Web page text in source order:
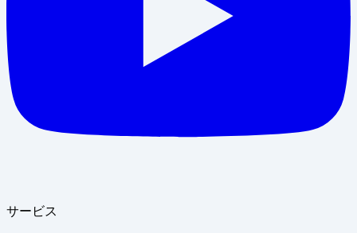
サービス